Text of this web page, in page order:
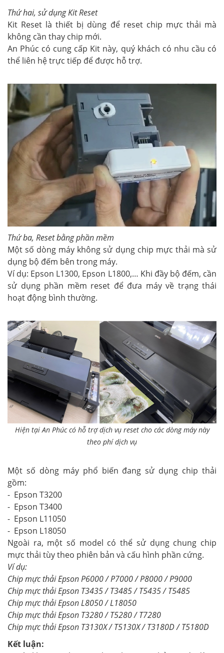
Thứ hai, sử dụng Kit Reset
Kit Reset là thiết bị dùng để reset chip mực thải mà
không cần thay chip mới.
An Phúc có cung cấp Kit này, quý khách có nhu cầu có
thể liên hệ trực tiếp để được hỗ trợ.
Thứ ba, Reset bằng phần mềm
Một số dòng máy không sử dụng chip mực thải mà sử
dụng bộ đếm bên trong máy.
Ví dụ: Epson L1300, Epson L1800,… Khi đầy bộ đếm, cần
sử dụng phần mềm reset để đưa máy về trạng thái
hoạt động bình thường.
Hiện tại An Phúc có hỗ trợ dịch vụ reset cho các dòng máy này
theo phí dịch vụ
Một số dòng máy phổ biến đang sử dụng chip thải
gồm:
- Epson T3200
- Epson T3400
- Epson L11050
- Epson L18050
Ngoài ra, một số model có thể sử dụng chung chip
mực thải tùy theo phiên bản và cấu hình phần cứng.
Ví dụ:
Chip mực thải Epson P6000 / P7000 / P8000 / P9000
Chip mực thải Epson T3435 / T3485 / T5435 / T5485
Chip mực thải Epson L8050 / L18050
Chip mực thải Epson T3280 / T5280 / T7280
Chip mực thải Epson T3130X / T5130X / T3180D / T5180D
Kết luận: